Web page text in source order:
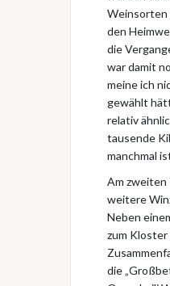
Weinsorten
den
die
war damit
meine ich
gewählt
relativ
tausende
manchmal
Am zweiten
weitere
Neben
zum
die